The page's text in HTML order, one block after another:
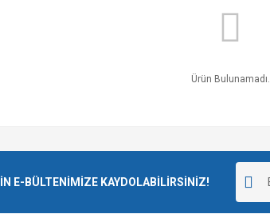
Ürün Bulunamadı.
E-BÜLTENİMİZE KAYDOLABİLİRSİNİZ!